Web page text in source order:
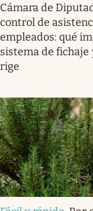
Cámara de
control de
empleados: qué
sistema de fichaje
rige